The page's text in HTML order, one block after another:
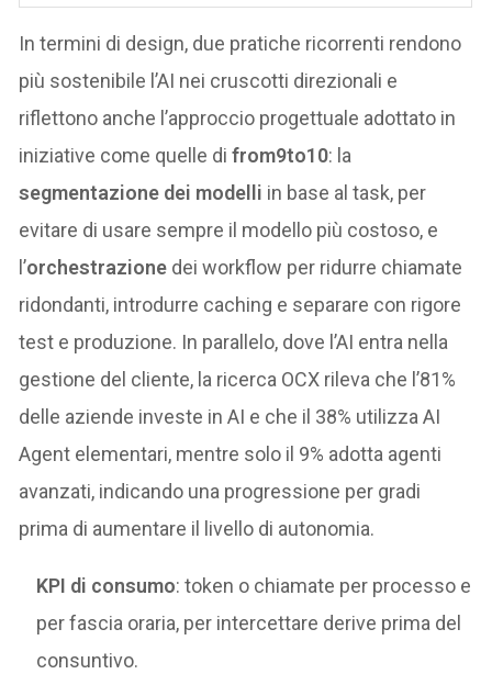
In termini di design, due pratiche ricorrenti rendono
più sostenibile l’AI nei cruscotti direzionali e
riflettono anche l’approccio progettuale adottato in
iniziative come quelle difrom9to10: la
segmentazione dei modelli in base al task, per
evitare di usare sempre il modello più costoso, e
l’orchestrazione dei workflow per ridurre chiamate
ridondanti, introdurre caching e separare con rigore
test e produzione. In parallelo, dove l’AI entra nella
gestione del cliente, la ricerca OCX rileva che l’81%
delle aziende investe in AI e che il 38% utilizza AI
Agent elementari, mentre solo il 9% adotta agenti
avanzati, indicando una progressione per gradi
prima di aumentare il livello di autonomia.
KPI di consumo: token o chiamate per processo e
per fascia oraria, per intercettare derive prima del
consuntivo.